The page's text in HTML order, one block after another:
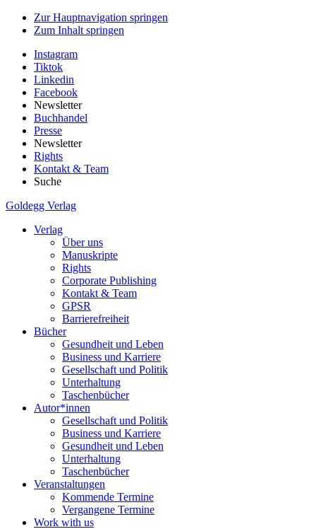
Zur Hauptnavigation springen
Zum Inhalt springen
Instagram
Tiktok
Linkedin
Facebook
Newsletter
Buchhandel
Presse
Newsletter
Rights
Kontakt & Team
Suche
Goldegg Verlag
Verlag
Über uns
Manuskripte
Rights
Corporate Publishing
Kontakt & Team
GPSR
Barrierefreiheit
Bücher
Gesundheit und Leben
Business und Karriere
Gesellschaft und Politik
Unterhaltung
Taschenbücher
Autor*innen
Gesellschaft und Politik
Business und Karriere
Gesundheit und Leben
Unterhaltung
Taschenbücher
Veranstaltungen
Kommende Termine
Vergangene Termine
Work with us